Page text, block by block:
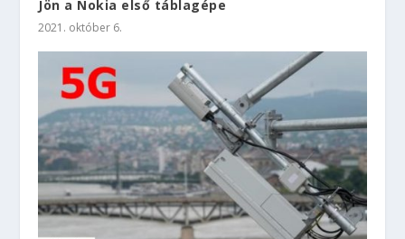
Jön a Nokia első táblagépe
2021. október 6.